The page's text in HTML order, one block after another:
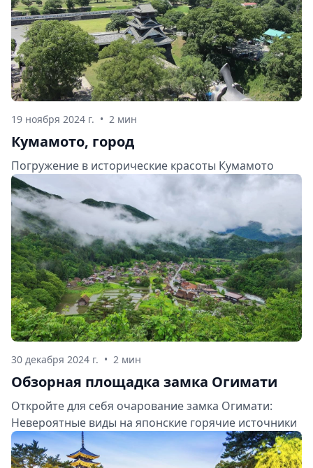
19 ноября 2024 г. • 2 мин
Кумамото, город
Погружение в исторические красоты Кумамото
30 декабря 2024 г. • 2 мин
Обзорная площадка замка Огимати
Откройте для себя очарование замка Огимати:
Невероятные виды на японские горячие источники